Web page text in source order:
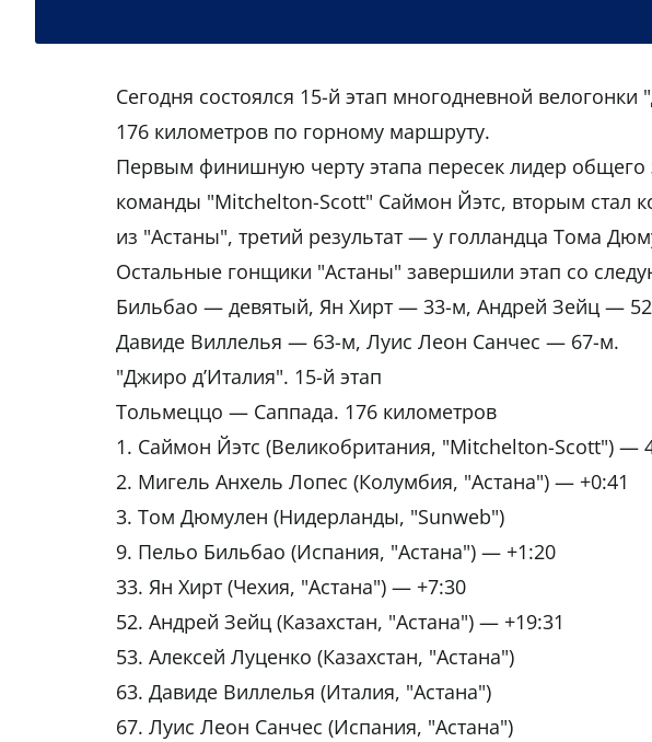
Сегодня состоялся 15-й этап многодневной
176 километров по горному маршруту.
Первым финишную черту этапа пересек лидер общего
команды "Mitchelton-Scott" Саймон Йэтс, вторым стал
из "Астаны", третий результат — у голландца Тома
Остальные гонщики "Астаны" завершили этап со
Бильбао — девятый, Ян Хирт — 33-м, Андрей Зейц —
Давиде Виллелья — 63-м, Луис Леон Санчес — 67-м.
"Джиро д’Италия". 15-й этап
Тольмеццо — Саппада. 176 километров
1. Саймон Йэтс (Великобритания, "Mitchelton-Scott") —
2. Мигель Анхель Лопес (Колумбия, "Астана") — +0:41
3. Том Дюмулен (Нидерланды, "Sunweb")
9. Пельо Бильбао (Испания, "Астана") — +1:20
33. Ян Хирт (Чехия, "Астана") — +7:30
52. Андрей Зейц (Казахстан, "Астана") — +19:31
53. Алексей Луценко (Казахстан, "Астана")
63. Давиде Виллелья (Италия, "Астана")
67. Луис Леон Санчес (Испания, "Астана")